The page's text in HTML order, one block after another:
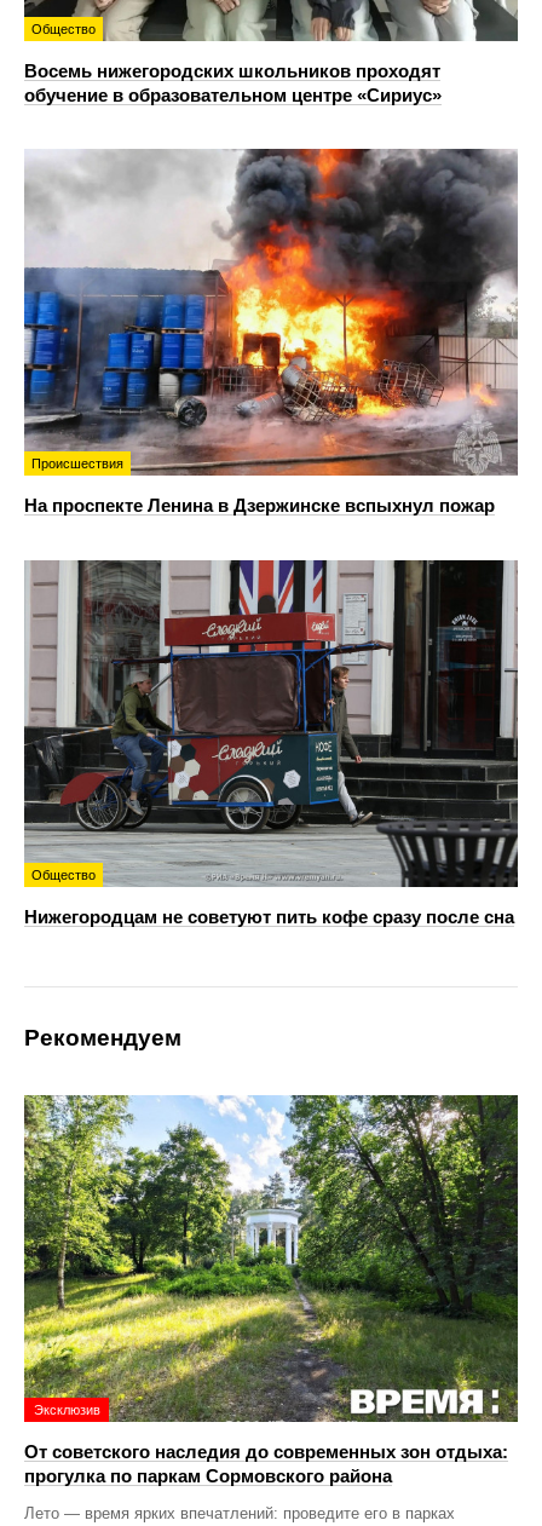
Общество
Восемь нижегородских школьников проходят
обучение в образовательном центре «Сириус»
Происшествия
На проспекте Ленина в Дзержинске вспыхнул пожар
Общество
Нижегородцам не советуют пить кофе сразу после сна
Рекомендуем
Эксклюзив
От советского наследия до современных зон отдыха:
прогулка по паркам Сормовского района
Лето — время ярких впечатлений: проведите его в парках